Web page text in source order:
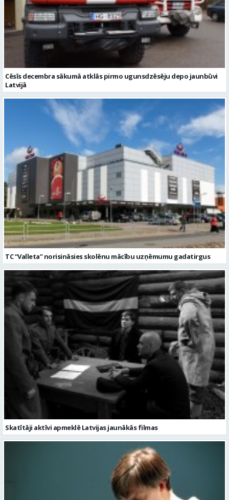
Cēsīs decembra sākumā atklās pirmo ugunsdzēsēju depo jaunbūvi
Latvijā
TC “Valleta” norisināsies skolēnu mācību uzņēmumu gadatirgus
Skatītāji aktīvi apmeklē Latvijas jaunākās filmas